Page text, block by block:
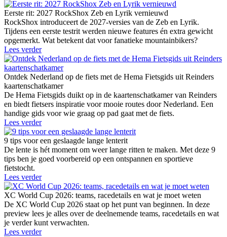
Eerste rit: 2027 RockShox Zeb en Lyrik vernieuwd
RockShox introduceert de 2027-versies van de Zeb en Lyrik.
Tijdens een eerste testrit werden nieuwe features én extra gewicht
opgemerkt. Wat betekent dat voor fanatieke mountainbikers?
Lees verder
Ontdek Nederland op de fiets met de Hema Fietsgids uit Reinders
kaartenschatkamer
De Hema Fietsgids duikt op in de kaartenschatkamer van Reinders
en biedt fietsers inspiratie voor mooie routes door Nederland. Een
handige gids voor wie graag op pad gaat met de fiets.
Lees verder
9 tips voor een geslaagde lange lenterit
De lente is hét moment om weer lange ritten te maken. Met deze 9
tips ben je goed voorbereid op een ontspannen en sportieve
fietstocht.
Lees verder
XC World Cup 2026: teams, racedetails en wat je moet weten
De XC World Cup 2026 staat op het punt van beginnen. In deze
preview lees je alles over de deelnemende teams, racedetails en wat
je verder kunt verwachten.
Lees verder